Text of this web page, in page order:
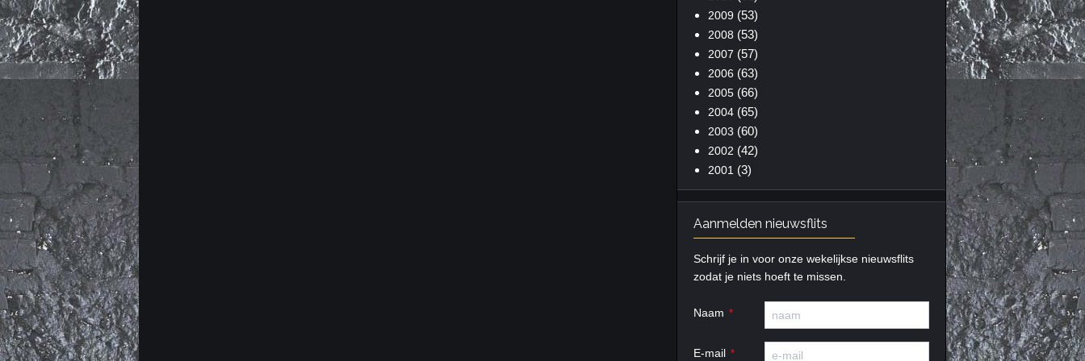
2009 (53)
2008 (53)
2007 (57)
2006 (63)
2005(66)
2004(65)
2003 (60)
2002 (42)
2001 (3)
Aanmelden nieuwsflits
Schrijf je in voor onze wekelijkse nieuwsflits
zodat je niets hoeft te missen.
Naam
E-mail